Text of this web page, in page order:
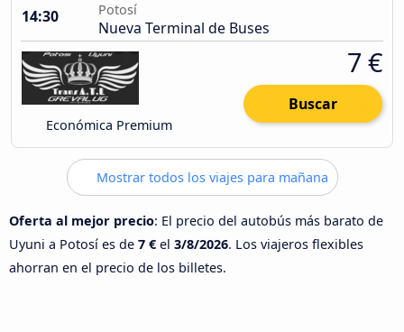
14:30
Potosí
Nueva Terminal de Buses
Económica Premium
7 €
Buscar
Mostrar todos los viajes para mañana
Oferta al mejor precio: El precio del autobús más barato de
Uyuni a Potosí es de 7 € el 3/8/2026. Los viajeros flexibles
ahorran en el precio de los billetes.